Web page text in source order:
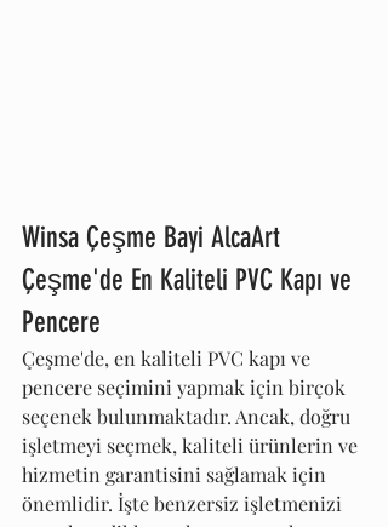
Winsa Çeşme Bayi AlcaArt
Çeşme'de En Kaliteli PVC Kapı ve
Pencere
Çeşme'de, en kaliteli PVC kapı ve
pencere seçimini yapmak için birçok
seçenek bulunmaktadır. Ancak, doğru
işletmeyi seçmek, kaliteli ürünlerin ve
hizmetin garantisini sağlamak için
önemlidir. İşte benzersiz işletmenizi